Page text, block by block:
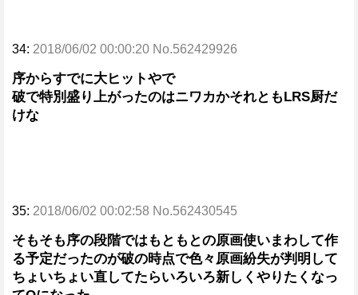
34: 2018/06/02 00:00:20 No.562429926
序からすでに大ヒットやで
破で特別盛り上がったのはニワカかそれともLRS厨だ
けな
35: 2018/06/02 00:02:58 No.562430545
そもそも序の段階ではもともとの原画使いまわして作
る予定だったのが破の時点で色々原画紛失が判明して
ちょいちょい直してたらいろいろ新しくやりたくなっ